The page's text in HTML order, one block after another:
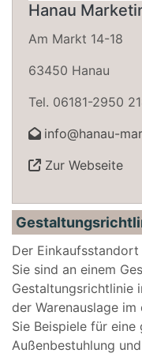
Hanau
Am Markt 14-18
63450 Hanau
Tel. 06181-2950
info@hanau-
Zur Webseite
Der
Sie sind an einem
Gestaltungsrichtlinie
der Warenauslage
Sie Beispiele für
Außenbestuhlung